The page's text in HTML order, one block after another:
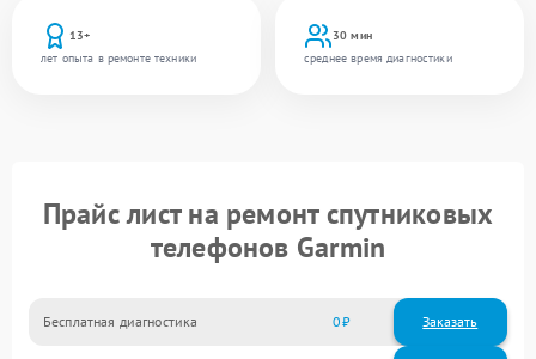
13+
лет опыта в ремонте техники
30 мин
среднее время диагностики
Прайс лист на ремонт спутниковых
телефонов Garmin
Бесплатная диагностика 0 Заказать